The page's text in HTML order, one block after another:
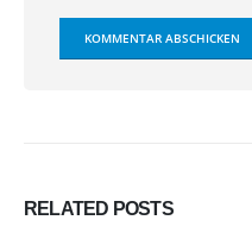
RELATED POSTS